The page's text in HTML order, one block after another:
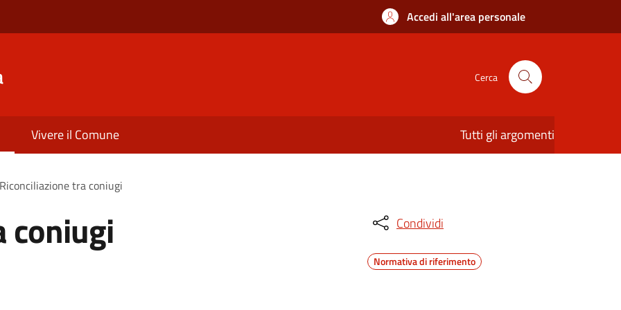
Accedi all'area personale
Cerca
Vivere il Comune Tutti gli argomenti
Riconciliazione tra coniugi
coniugi Condividi
Normativa di riferimento